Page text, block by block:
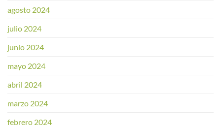
agosto 2024
julio 2024
junio 2024
mayo 2024
abril 2024
marzo 2024
febrero 2024